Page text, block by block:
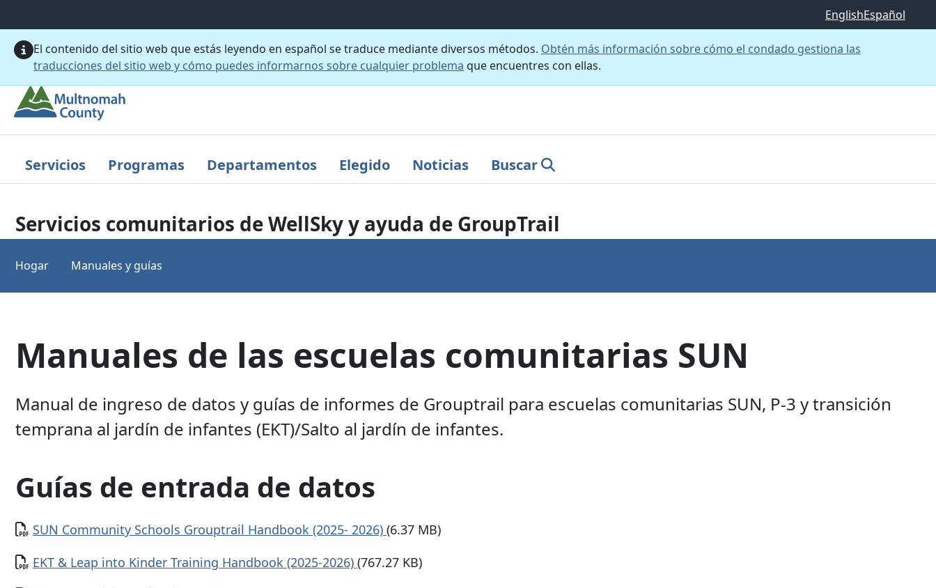
EnglishEspañol
El contenido del sitio web que estás leyendo en español se traduce mediante diversos métodos. Obtén más información sobre cómo el condado gestiona las
traducciones del sitio web y cómo puedes informarnos sobre cualquier problema que encuentres con ellas.
Servicios Programas Departamentos Elegido Noticias Buscar
Servicios comunitarios de WellSky y ayuda de GroupTrail
Hogar Manuales y guías
Manuales de las escuelas comunitarias SUN
Manual de ingreso de datos y guías de informes de Grouptrail para escuelas comunitarias SUN, P-3 y transición
temprana al jardín de infantes (EKT)/Salto al jardín de infantes.
Guías de entrada de datos
Documento
SUN Community Schools Grouptrail Handbook (2025- 2026) (6.37 MB)
Documento
EKT & Leap into Kinder Training Handbook (2025-2026) (767.27 KB)